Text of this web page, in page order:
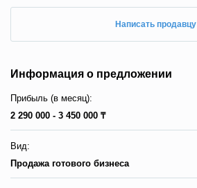
Написать продавцу
Информация о предложении
Прибыль (в месяц):
2 290 000 - 3 450 000 ₸
Вид:
Продажа готового бизнеса